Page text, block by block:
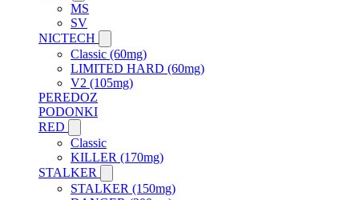
MS
SV
NICTECH
Classic (60mg)
LIMITED HARD (60mg)
V2 (105mg)
PEREDOZ
PODONKI
RED
Classic
KILLER (170mg)
STALKER
STALKER (150mg)